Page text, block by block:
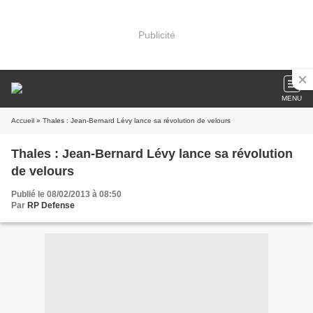
Publicité
MENU
Accueil » Thales : Jean-Bernard Lévy lance sa révolution de velours
Thales : Jean-Bernard Lévy lance sa révolution
de velours
Publié le 08/02/2013 à 08:50
Par RP Defense